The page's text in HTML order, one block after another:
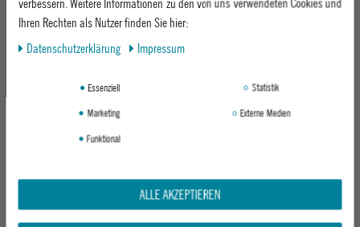
-18%
HOMEBOY T-SHIRT OLD SCHOOL TEE
BLACK-10
HOMEBOY JEANS X-TRA MONSTER
DENIM
VINTAGE BLACK-87
Ihren Rechten als Nutzer finden Sie hier:
Daten­schutz­erklärung
Impressum
Essenziell
Statistik
Marketing
Externe Medien
Funktional
ALLE AKZEPTIEREN